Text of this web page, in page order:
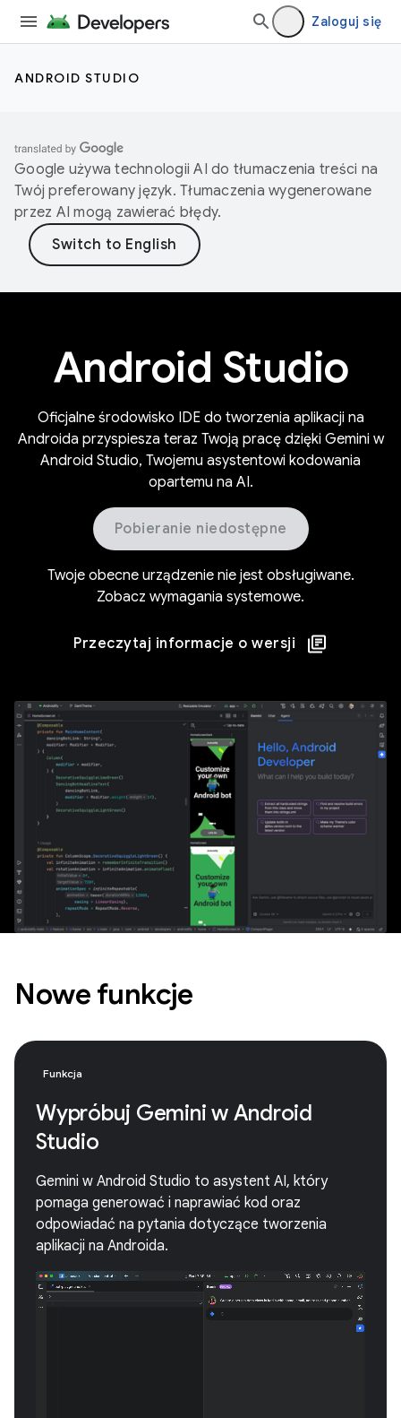
Zaloguj się
ANDROID STUDIO
Google używa technologii AI do tłumaczenia treści na
Twój preferowany język. Tłumaczenia wygenerowane
przez AI mogą zawierać błędy.
Android Studio
Oficjalne środowisko IDE do tworzenia aplikacji na
Androida przyspiesza teraz Twoją pracę dzięki Gemini w
Android Studio, Twojemu asystentowi kodowania
opartemu na AI.
Pobieranie niedostępne
Twoje obecne urządzenie nie jest obsługiwane.
Zobacz wymagania systemowe.
Przeczytaj informacje o wersji
Nowe funkcje
Funkcja
Wypróbuj Gemini w Android
Studio
Gemini w Android Studio to asystent AI, który
pomaga generować i naprawiać kod oraz
odpowiadać na pytania dotyczące tworzenia
aplikacji na Androida.